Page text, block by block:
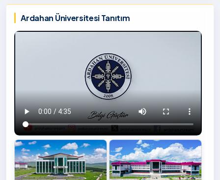
Ardahan Üniversitesi
Ardahan Üniversitesi Tanıtım